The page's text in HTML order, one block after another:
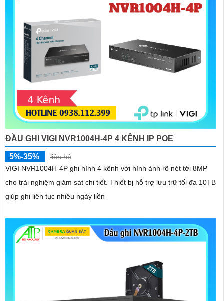
ĐẦU GHI VIGI NVR1004H-4P 4 KÊNH IP POE
5%-35%
liên hệ
VIGI NVR1004H-4P ghi hình 4 kênh với hình ảnh rõ nét tới 8MP
cho trải nghiệm giám sát chi tiết. Thiết bị hỗ trợ lưu trữ tối đa 10TB
giúp ghi liên tục nhiều ngày liền